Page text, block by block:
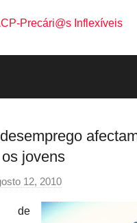
jovens
12, 2010
o
de